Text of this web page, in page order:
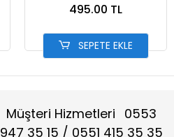
495.00 TL
SEPETE EKLE
Müşteri Hizmetleri 0553
947 35 15 / 0551 415 35 35